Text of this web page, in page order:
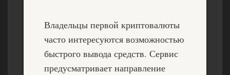
Владельцы первой криптовалюты
часто интересуются возможностью
быстрого вывода средств. Сервис
предусматривает направление